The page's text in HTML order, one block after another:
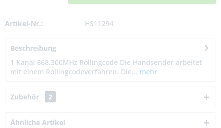
Artikel-Nr.: HS11294
Beschreibung
1 Kanal 868.300MHz Rollingcode Die Handsender arbeitet
mit einem Rollingcodeverfahren. Die... mehr
Zubehör 2
Ähnliche Artikel